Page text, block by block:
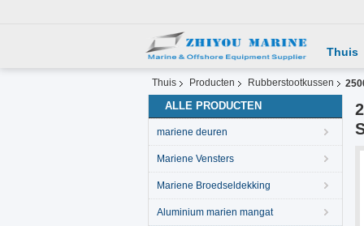
Thuis
Thuis Producten Rubberstootkussen
ALLE PRODUCTEN
mariene deuren
Mariene Vensters
Mariene Broedseldekking
Aluminium marien mangat